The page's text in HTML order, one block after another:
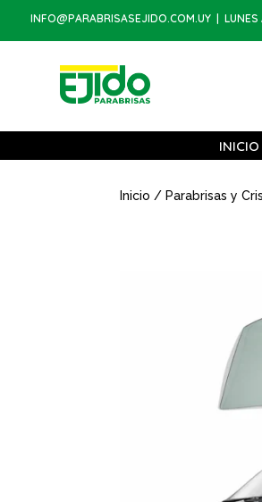
INFO@PARABRISASEJIDO.COM.UY| LUNES
INICIO
Inicio / Parabrisas y